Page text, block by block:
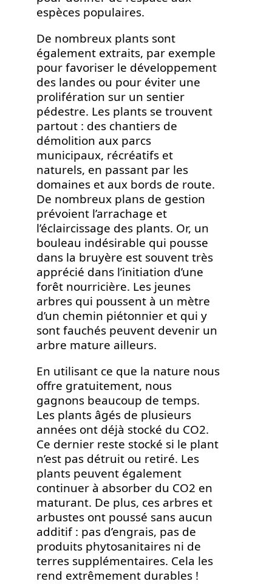
espèces populaires.
De nombreux plants sont
également extraits, par exemple
pour favoriser le développement
des landes ou pour éviter une
prolifération sur un sentier
pédestre. Les plants se trouvent
partout : des chantiers de
démolition aux parcs
municipaux, récréatifs et
naturels, en passant par les
domaines et aux bords de route.
De nombreux plans de gestion
prévoient l’arrachage et
l’éclaircissage des plants. Or, un
bouleau indésirable qui pousse
dans la bruyère est souvent très
apprécié dans l’initiation d’une
forêt nourricière. Les jeunes
arbres qui poussent à un mètre
d’un chemin piétonnier et qui y
sont fauchés peuvent devenir un
arbre mature ailleurs.
En utilisant ce que la nature nous
offre gratuitement, nous
gagnons beaucoup de temps.
Les plants âgés de plusieurs
années ont déjà stocké du CO2.
Ce dernier reste stocké si le plant
n’est pas détruit ou retiré. Les
plants peuvent également
continuer à absorber du CO2 en
maturant. De plus, ces arbres et
arbustes ont poussé sans aucun
additif : pas d’engrais, pas de
produits phytosanitaires ni de
terres supplémentaires. Cela les
rend extrêmement durables !